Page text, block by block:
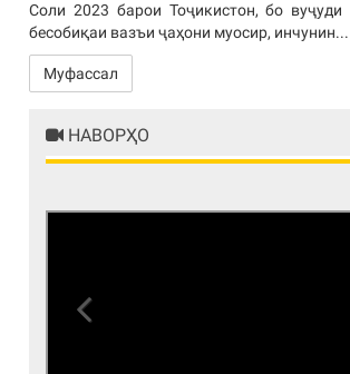
Соли 2023 барои Тоҷикистон, бо вуҷуди
бесобиқаи вазъи ҷаҳони муосир, инчунин...
Муфассал
НАВОРҲО